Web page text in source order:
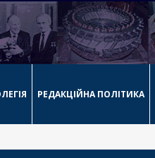
РЕДАКЦІЙНА ПОЛІТИКА